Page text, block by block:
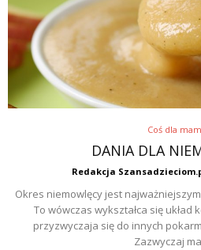
Coś dla
DANIA DLA
Redakcja
Okres niemowlęcy jest
To wówczas wykształca się układ
przyzwyczaja się do innych
Zazwyczaj